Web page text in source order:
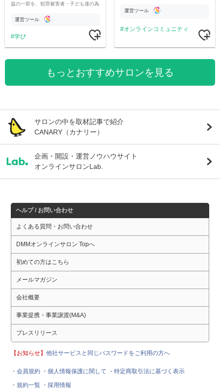
益の一部を、犯罪被害者・子ども達の為
す運営ツール
学び
運営ツール
オンラインコミュニティ
もっとおすすめサロンを見る
サロンの中を取材記事で紹介
CANARY（カナリー）
企画・開設・運営ノウハウサイト
オンラインサロンLab.
ヘルプ / お問い合わせ
よくある質問・お問い合わせ
DMMオンラインサロン Topへ
初めての方はこちら
メールマガジン
会社概要
事業提携・事業譲渡(M&A)
プレスリリース
【お知らせ】他社サービスと同じパスワードをご利用の方へ
・会員規約 ・個人情報保護に関して
・特定商取引法に基づく表示
・規約一覧 ・採用情報